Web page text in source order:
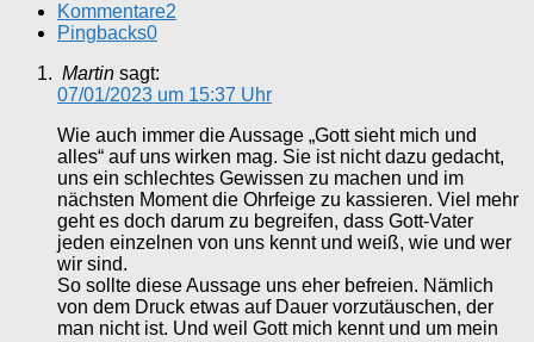
Kommentare2
Pingbacks0
Martin sagt:
07/01/2023 um 15:37 Uhr
Wie auch immer die Aussage „Gott sieht mich und
alles“ auf uns wirken mag. Sie ist nicht dazu gedacht,
uns ein schlechtes Gewissen zu machen und im
nächsten Moment die Ohrfeige zu kassieren. Viel mehr
geht es doch darum zu begreifen, dass Gott-Vater
jeden einzelnen von uns kennt und weiß, wie und wer
wir sind.
So sollte diese Aussage uns eher befreien. Nämlich
von dem Druck etwas auf Dauer vorzutäuschen, der
man nicht ist. Und weil Gott mich kennt und um mein